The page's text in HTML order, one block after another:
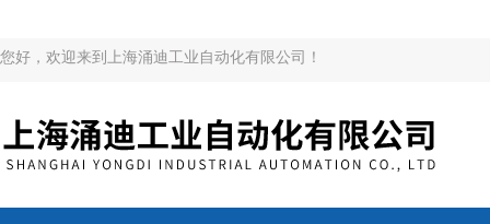
您好，欢迎来到上海涌迪工业自动化有限公司！